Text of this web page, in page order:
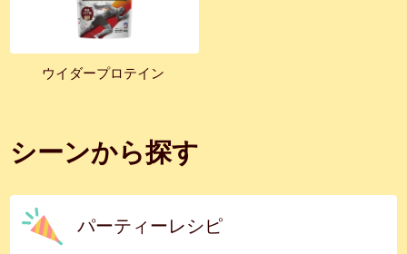
ウイダープロテイン
シーンから探す
パーティーレシピ